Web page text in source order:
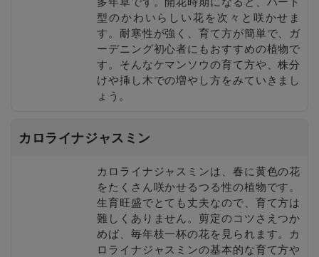
型のかわいらしい花を次々と咲かせま
す。耐寒性が強く、育て方が簡単で、ガ
ーデニング初心者にもおすすめの植物で
す。そんなケマンソウの育て方や、株分
けや挿し木での増やし方をみていきまし
ょう。
カロライナジャスミン
カロライナジャスミンは、春に黄色の花
をたくさん咲かせるつる性の植物です。
生育旺盛でとても丈夫なので、育て方は
難しくありません。剪定のコツさえつか
めば、毎年枝一杯の花を見られます。カ
ロライナジャスミンの基本的な育て方や